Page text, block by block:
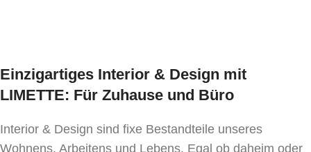
Einzigartiges Interior & Design mit
LIMETTE: Für Zuhause und Büro
Interior & Design sind fixe Bestandteile unseres
Wohnens, Arbeitens und Lebens. Egal ob daheim oder